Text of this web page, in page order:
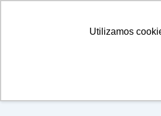
Utilizamos